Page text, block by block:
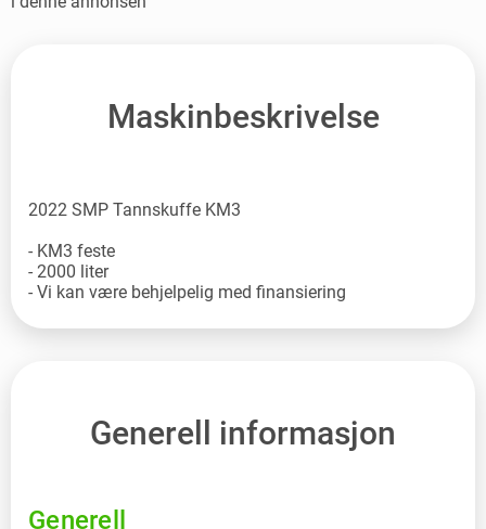
Maskinbeskrivelse
2022 SMP Tannskuffe KM3
- KM3 feste
- 2000 liter
- Vi kan være behjelpelig med finansiering
Generell informasjon
Generell